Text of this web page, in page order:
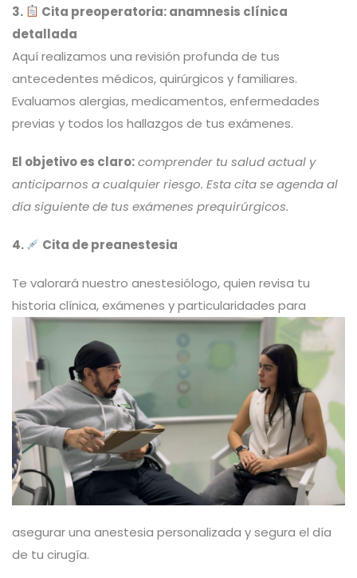
3.
Cita preoperatoria: anamnesis clínica
detallada
Aquí realizamos una revisión profunda de tus
antecedentes médicos, quirúrgicos y familiares.
Evaluamos alergias, medicamentos, enfermedades
previas y todos los hallazgos de tus exámenes.
El objetivo es claro:comprender tu salud actual y
anticiparnos a cualquier riesgo. Esta cita se agenda al
día siguiente de tus exámenes prequirúrgicos.
4. Cita de preanestesia
Te valorará nuestro anestesiólogo, quien revisa tu
historia clínica, exámenes y particularidades para
asegurar una anestesia personalizada y segura el día
de tu cirugía.